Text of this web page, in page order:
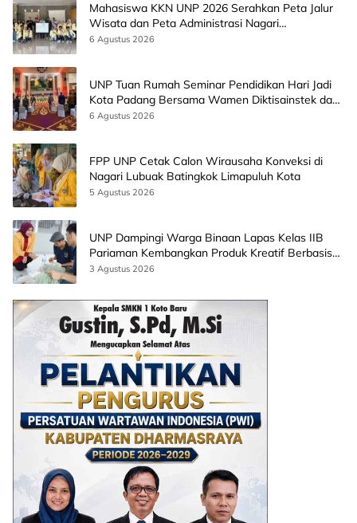
Mahasiswa KKN UNP 2026 Serahkan Peta Jalur
Wisata dan Peta Administrasi Nagari
Paninggahan
6 Agustus 2026
UNP Tuan Rumah Seminar Pendidikan Hari Jadi
Kota Padang Bersama Wamen Diktisainstek dan
CEO EMGS Malaysia
6 Agustus 2026
FPP UNP Cetak Calon Wirausaha Konveksi di
Nagari Lubuak Batingkok Limapuluh Kota
5 Agustus 2026
UNP Dampingi Warga Binaan Lapas Kelas IIB
Pariaman Kembangkan Produk Kreatif Berbasis
AI
3 Agustus 2026